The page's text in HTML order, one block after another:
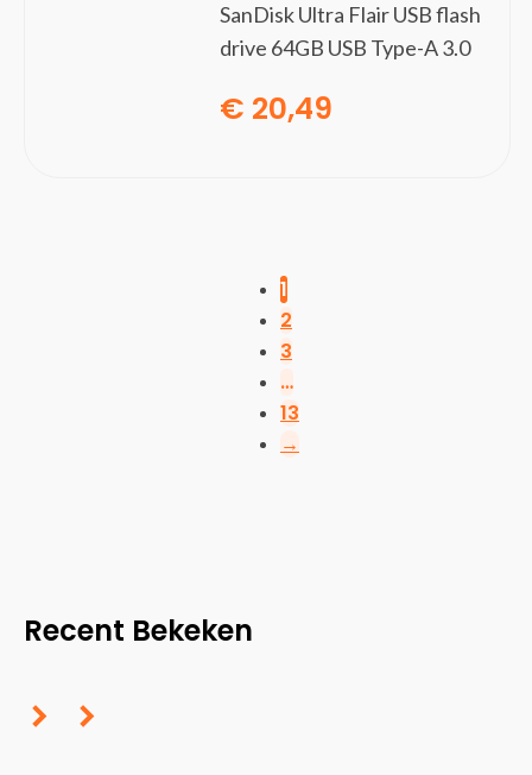
SanDisk Ultra Flair USB flash
drive 64GB USB Type-A 3.0
€ 20,49
1
2
3
…
13
→
Recent Bekeken